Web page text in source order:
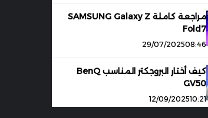
مراجعة كاملة SAMSUNG Galaxy Z
Fold7
08:46
29/07/2025
كيف أختار البروجكتر المناسب BenQ
GV50
10:21
12/09/2025